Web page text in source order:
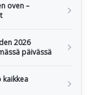
oven –
2026
päivässä
kaikkea